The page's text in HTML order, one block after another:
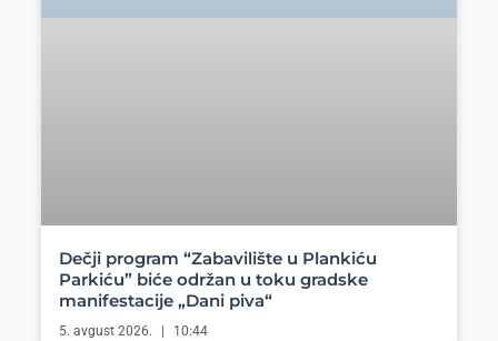
Dečji program “Zabavilište u Plankiću
Parkiću” biće održan u toku gradske
manifestacije „Dani piva“
5. avgust 2026. 10:44